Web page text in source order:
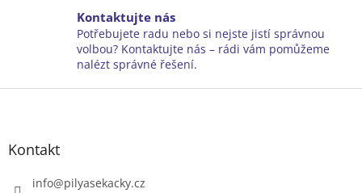
i
s
u
Kontaktujte nás
Potřebujete radu nebo si nejste jistí správnou
volbou? Kontaktujte nás – rádi vám pomůžeme
nalézt správné řešení.
Z
Kontakt
info@pilyasekacky.cz